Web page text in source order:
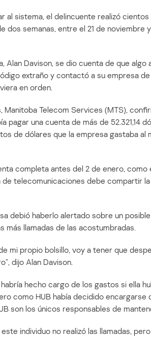
al sistema, el delincuente realizó cientos
dos semanas, entre el 21 de noviembre
Alan Davison, se dio cuenta de que algo
extraño y contactó a su empresa
en orden.
Telecom Services (MTS),
pagar una cuenta de más de 52.321,14
de dólares que la empresa gastaba al
completa antes del 2 de enero,
telecomunicaciones debe compartir
debió haberlo alertado sobre un
más llamadas de las acostumbradas.
mi propio bolsillo, voy a tener que
dijo Alan Davison.
hecho cargo de los gastos si ella
como HUB había decidido encargarse
son los únicos responsables de
individuo no realizó las llamadas,